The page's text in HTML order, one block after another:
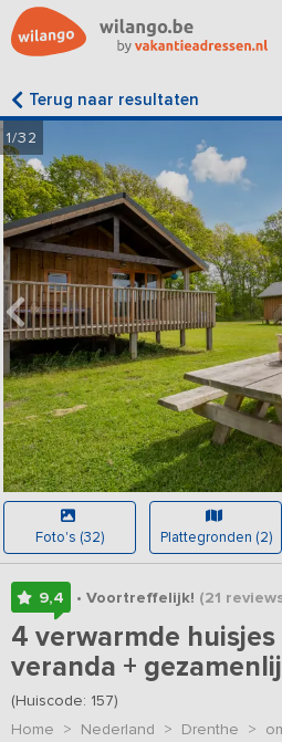
Terug naar resultaten
1/32
Foto's (32) Plattegronden (2)
9,4 • Voortreffelijk! (21
4 verwarmde
veranda +
(Huiscode: 157)
Home > Nederland > Drenthe >